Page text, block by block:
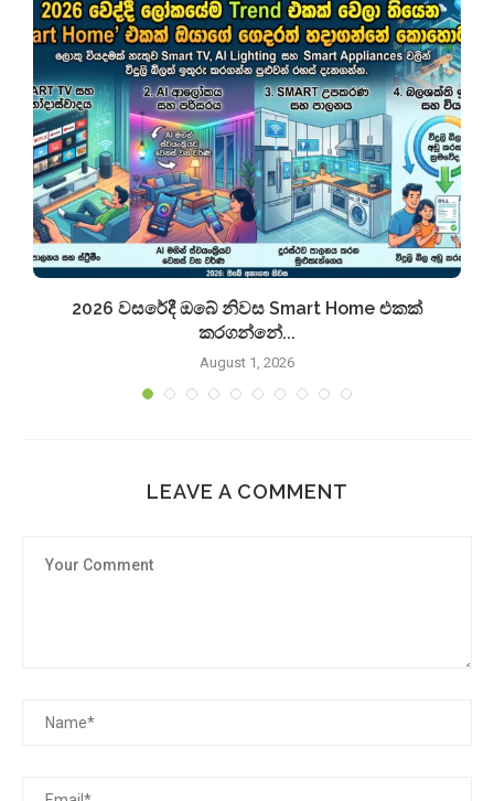
2026 වසරේදී ඔබේ නිවස Smart Home එකක්
කරගන්නේ...
August 1, 2026
LEAVE A COMMENT